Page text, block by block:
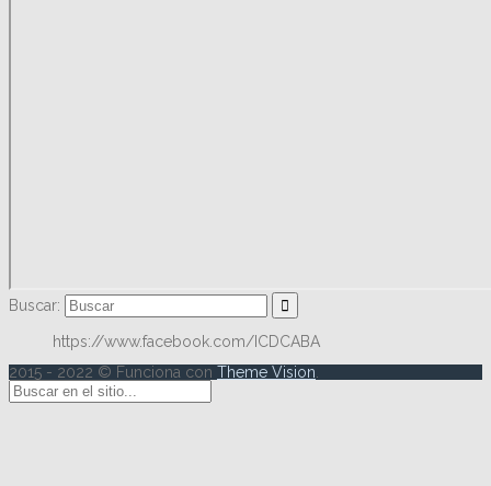
Buscar:
https://www.facebook.com/ICDCABA
2015 - 2022 © Funciona con Theme Vision